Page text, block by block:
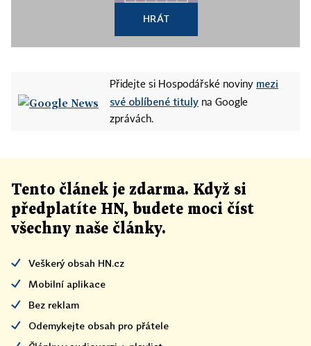
HRÁT
Přidejte si Hospodářské noviny mezi
své oblíbené tituly na Google
zprávách.
Tento článek je zdarma. Když si
předplatíte HN, budete moci číst
všechny naše články.
Veškerý obsah HN.cz
Mobilní aplikace
Bez reklam
Odemykejte obsah pro přátele